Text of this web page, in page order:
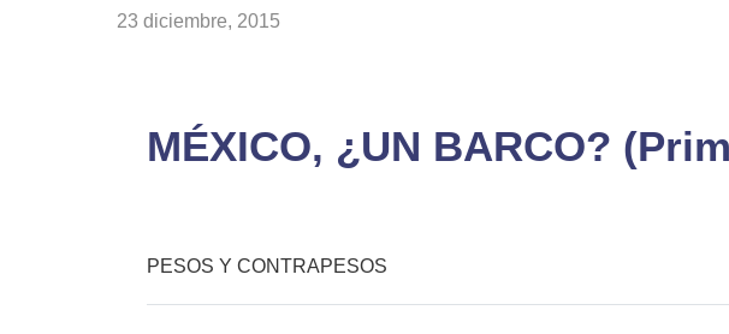
23 diciembre, 2015
MÉXICO, ¿UN BARCO?
PESOS Y CONTRAPESOS